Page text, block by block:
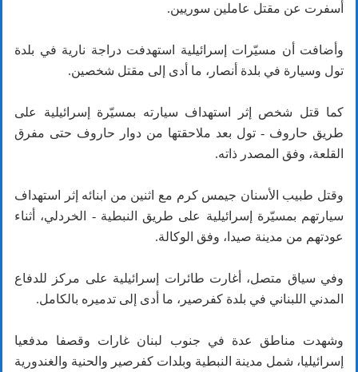
أسفرت عن مقتل عاملين سوريين.
وأضافت أن مسيّرات إسرائيلية استهدفت دراجة نارية في بلدة
تول وسيارة في بلدة أنصار، ما أدى إلى مقتل شخصين.
كما قتل شخص إثر استهداف سيارته بمسيّرة إسرائيلية على
طريق حاروف - تول بعد ملاحقتها من دوار حاروف حتى مفرق
القلعة، وفق المصدر ذاته.
وقتل طبيب الأسنان جيمس كرم مع اثنين من ابنائه إثر استهداف
سيارتهم بمسيّرة إسرائيلية على طريق النبطية - الخردلي، أثناء
عودتهم من مدينة صيدا، وفق الوكالة.
وفي سياق متصل، أغارت طائرات إسرائيلية على مركز للدفاع
المدني اللبناني في بلدة كفرصير، ما أدى إلى تدميره بالكامل.
وشهدت مناطق عدة في جنوب لبنان غارات وقصفا مدفعيا
إسرائيليا، شمل مدينة النبطية وبلدات كفرصير والحنية والغندورية